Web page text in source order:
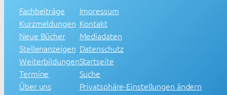
Fachbeiträge
Kurzmeldungen
Neue Bücher
Stellenanzeigen
Weiterbildungen
Termine
Über uns
Impressum
Kontakt
Mediadaten
Datenschutz
Startseite
Suche
Privatsphäre-Einstellungen ändern